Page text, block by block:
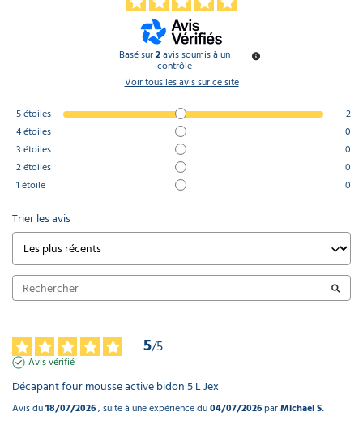
Basé sur2avis soumis à un
contrôle
Voir tous les avis sur ce site
5étoiles
2
4étoiles
0
3 étoiles
0
2étoiles
0
1 étoile 0
Trier les avis
5/5
Avis vérifié
Décapant four mousse active bidon 5 L Jex
Avis du18/07/2026, suite à une expérience du04/07/2026parMichael S.